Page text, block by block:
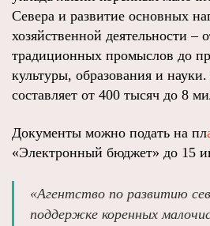
Севера и развитие основных
хозяйственной деятельности –
традиционных промыслов до
культуры, образования и науки.
составляет от 400 тысяч до 8
Документы можно подать на пл
«Электронный бюджет» до 15
«Агентство по развитию
поддержке коренных